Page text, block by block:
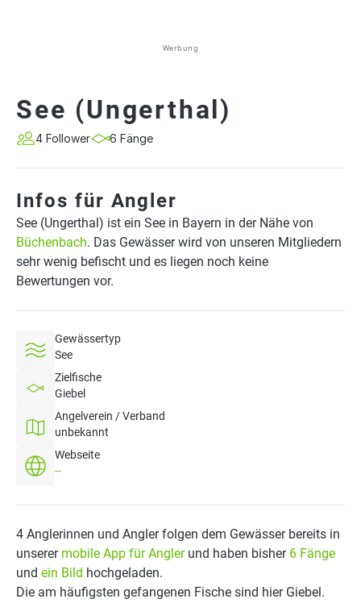
Werbung
See (Ungerthal)
4 Follower 6 Fänge
Infos für Angler
See (Ungerthal) ist ein See in Bayern in der Nähe von
Büchenbach. Das Gewässer wird von unseren Mitgliedern
sehr wenig befischt und es liegen noch keine
Bewertungen vor.
Gewässertyp
See
Zielfische
Giebel
Angelverein / Verband
unbekannt
Webseite
--
4 Anglerinnen und Angler folgen dem Gewässer bereits in
unserer mobile App für Anglerund haben bisher 6 Fänge
und ein Bild hochgeladen.
Die am häufigsten gefangenen Fische sind hier Giebel.